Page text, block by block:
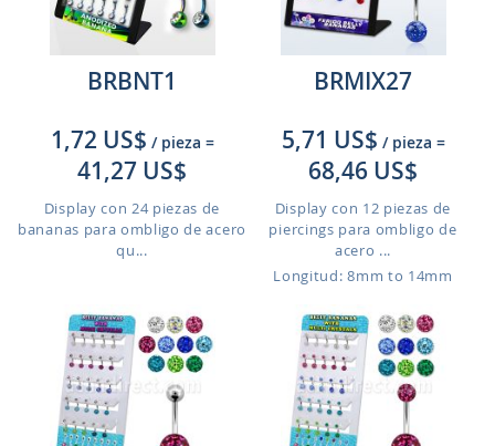
BRBNT1
1,72 US$ / pieza =
41,27 US$
Display con 24 piezas de
bananas para ombligo de acero
qu...
BRMIX27
5,71 US$ / pieza =
68,46 US$
Display con 12 piezas de
piercings para ombligo de
acero ...
Longitud: 8mm to 14mm